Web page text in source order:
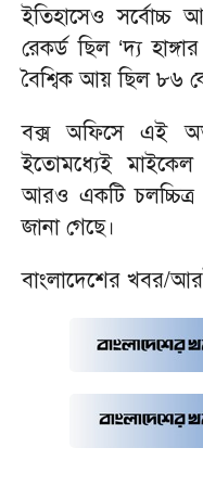
ইতিহাসেও সর্বোচ্চ
রেকর্ড ছিল ‘দ্য
বৈশ্বিক আয় ছিল ৮৬
বক্স অফিসে এই
ইতোমধ্যেই
আরও একটি চলচ্চিত্র
জানা গেছে।
বাংলাদেশের খবর/